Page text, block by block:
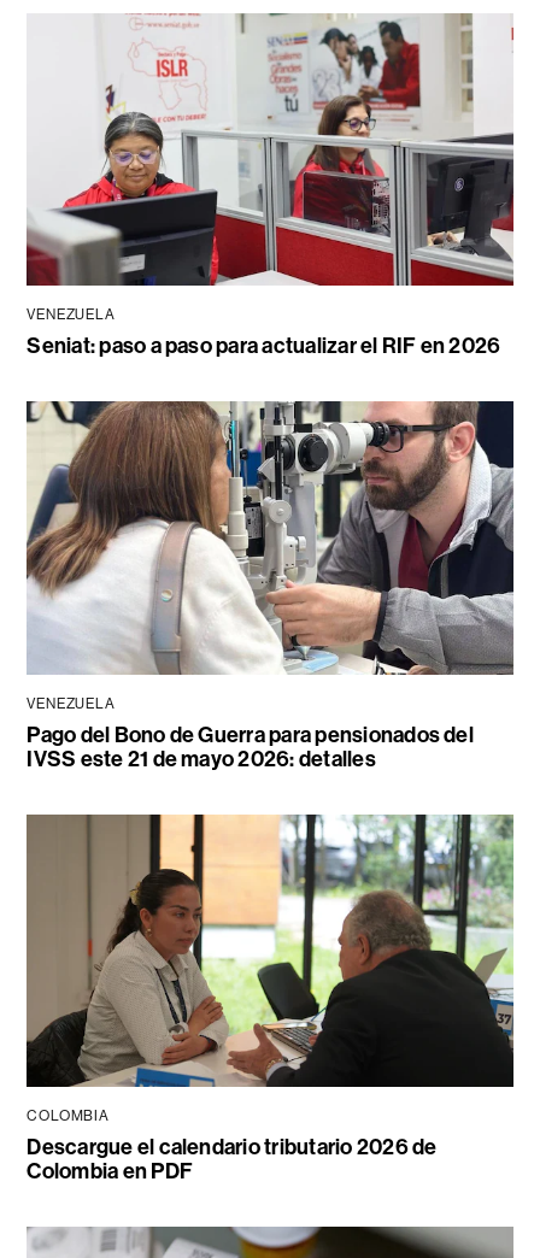
VENEZUELA
Seniat: paso a paso para actualizar el RIF en 2026
VENEZUELA
Pago del Bono de Guerra para pensionados del
IVSS este 21 de mayo 2026: detalles
COLOMBIA
Descargue el calendario tributario 2026 de
Colombia en PDF